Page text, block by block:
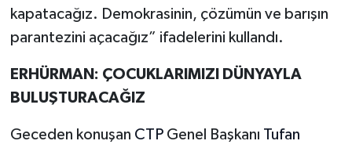
kapatacağız. Demokrasinin, çözümün ve barışın
parantezini açacağız” ifadelerini kullandı.
ERHÜRMAN: ÇOCUKLARIMIZI DÜNYAYLA
BULUŞTURACAĞIZ
Geceden konuşan CTPGenel Başkanı Tufan